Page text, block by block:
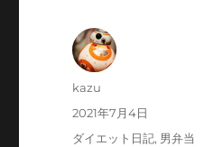
投
kazu
投
稿
2021年7月4日
カ
ダイエット日記, 男弁当